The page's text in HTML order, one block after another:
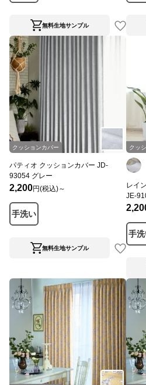
無料生地サンプル
クッションカバー
パティオ クッションカバー JD-
93054 グレー
2,200円(税込)～
手洗い
無料生地サンプル
クッ
レイ
JE-
手